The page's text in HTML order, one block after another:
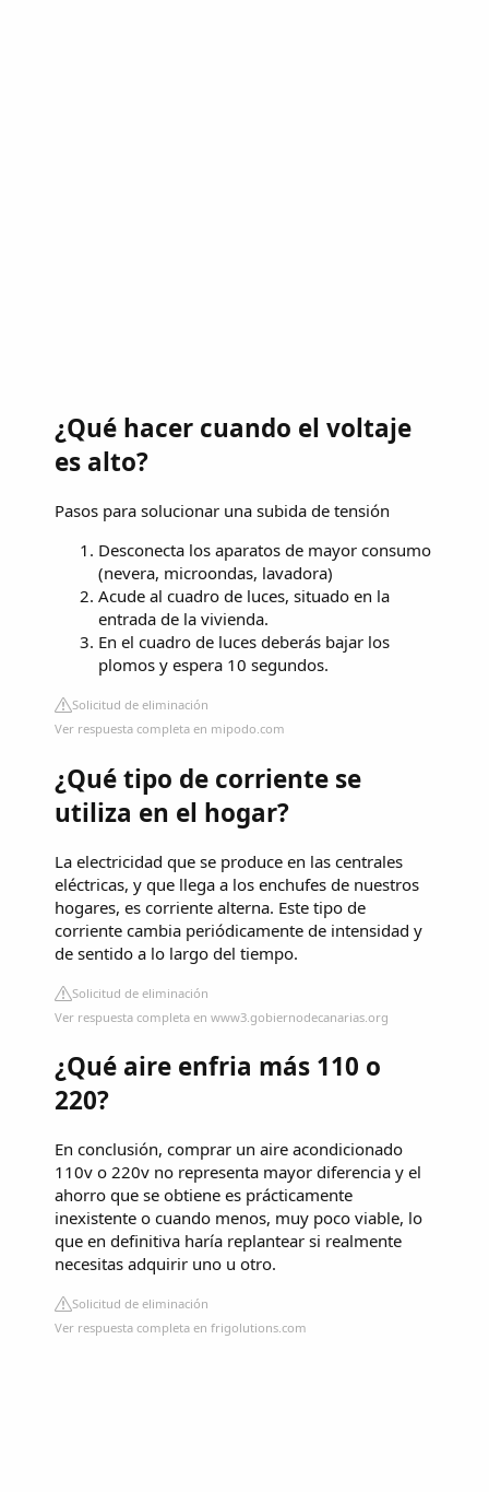
¿Qué hacer cuando el voltaje
es alto?
Pasos para solucionar una subida de tensión
Desconecta los aparatos de mayor consumo
(nevera, microondas, lavadora)
Acude al cuadro de luces, situado en la
entrada de la vivienda.
En el cuadro de luces deberás bajar los
plomos y espera 10 segundos.
Solicitud de eliminación
Ver respuesta completa en mipodo.com
¿Qué tipo de corriente se
utiliza en el hogar?
La electricidad que se produce en las centrales
eléctricas, y que llega a los enchufes de nuestros
hogares, es corriente alterna. Este tipo de
corriente cambia periódicamente de intensidad y
de sentido a lo largo del tiempo.
Solicitud de eliminación
Ver respuesta completa en www3.gobiernodecanarias.org
¿Qué aire enfria más 110 o
220?
En conclusión, comprar un aire acondicionado
110v o 220v no representa mayor diferencia y el
ahorro que se obtiene es prácticamente
inexistente o cuando menos, muy poco viable, lo
que en definitiva haría replantear si realmente
necesitas adquirir uno u otro.
Solicitud de eliminación
Ver respuesta completa en frigolutions.com